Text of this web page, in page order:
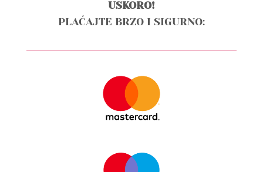
USKORO!
PLAĆAJTE BRZO I SIGURNO: